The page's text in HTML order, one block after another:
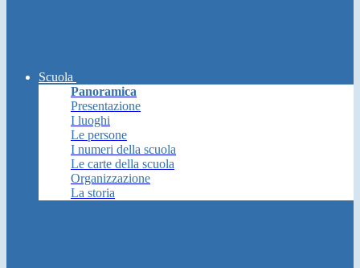
Scuola
Panoramica
Presentazione
I luoghi
Le persone
I numeri della scuola
Le carte della scuola
Organizzazione
La storia